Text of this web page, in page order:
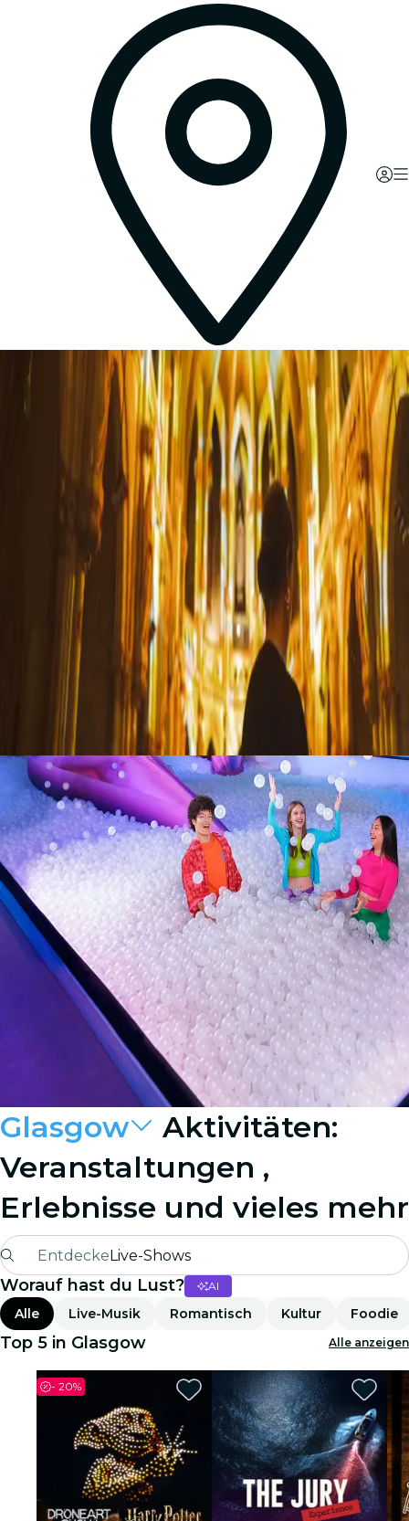
Glasgow
Aktivitäten:
Veranstaltungen ,
Erlebnisse und vieles mehr
EntdeckeLive-Shows
Madrid
Candlelight
London
Erlebnisse und Städte
São Paulo
Worauf hast du Lust? AI
Alle Live-Musik Romantisch Kultur Foodie
Top 5 in Glasgow Alle anzeigen
- 20%